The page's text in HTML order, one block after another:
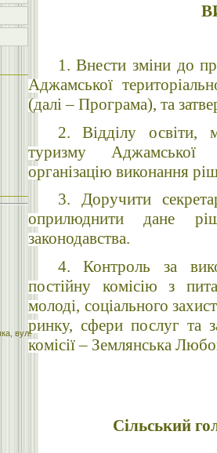
вул.
1. Внести зміни до
Аджамської
(далі – Програма), та
2. Відділу освіти,
туризму Аджамської
організацію виконання
3. Доручити
оприлюднити дане
законодавства.
4. Контроль за
постійну комісію з
молоді, соціального
ринку, сфери послуг та
комісії – Землянська